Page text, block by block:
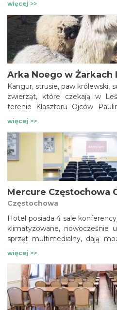
telefonu, telewizji czy
wyposażeniu każdego
zorganizować konferencje.
więcej >>
Arka Noego w Żarkach
Kangur, strusie, paw królewski,
zwierząt, które czekają w
terenie Klasztoru Ojców
Ojcowie paulini rozbudowali
nie tylko nad alpakami,
opieką leśniowskich braci.
więcej >>
Mercure Częstochowa
Częstochowa
Hotel posiada 4 sale
klimatyzowane, nowocześnie
sprzęt multimedialny, dają
nawet dla 120 uczestników.
więcej >>